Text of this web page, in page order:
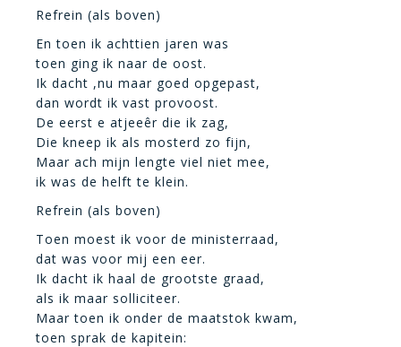
Refrein (als boven)
En toen ik achttien jaren was
toen ging ik naar de oost.
Ik dacht ,nu maar goed opgepast,
dan wordt ik vast provoost.
De eerst e atjeeêr die ik zag,
Die kneep ik als mosterd zo fijn,
Maar ach mijn lengte viel niet mee,
ik was de helft te klein.
Refrein (als boven)
Toen moest ik voor de ministerraad,
dat was voor mij een eer.
Ik dacht ik haal de grootste graad,
als ik maar solliciteer.
Maar toen ik onder de maatstok kwam,
toen sprak de kapitein: